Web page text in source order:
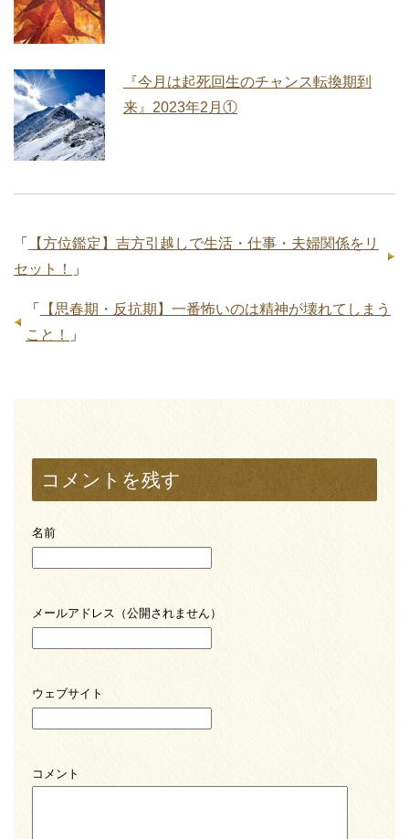
『今月は起死回生のチャンス転換期到
来』2023年2月①
「
【方位鑑定】吉方引越しで生活・仕事・夫婦関係をリ
セット！
」
「
【思春期・反抗期】一番怖いのは精神が壊れてしまう
こと！
」
コメントを残す
名前
メールアドレス（公開されません）
ウェブサイト
コメント